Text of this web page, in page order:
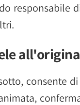
responsabile
consente